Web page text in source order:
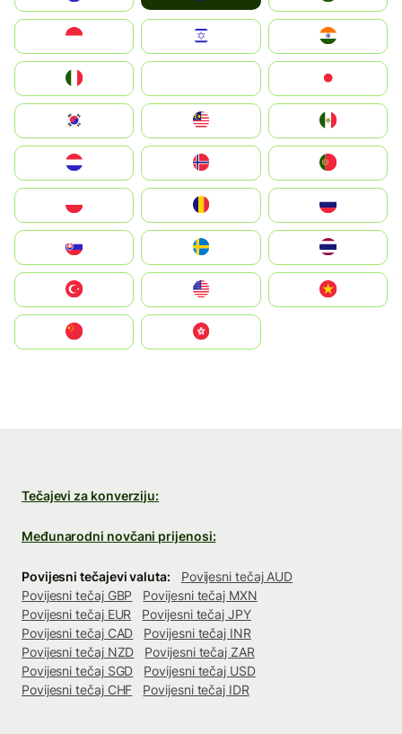
South Korea
United States
中國香港特別行政區
Tečajevi za konverziju:
Međunarodni novčani prijenosi:
Povijesni tečajevi valuta:
Povijesni tečaj AUD
Povijesni tečaj GBP
Povijesni tečaj MXN
Povijesni tečaj EUR
Povijesni tečaj JPY
Povijesni tečaj CAD
Povijesni tečaj INR
Povijesni tečaj NZD
Povijesni tečaj ZAR
Povijesni tečaj SGD
Povijesni tečaj USD
Povijesni tečaj CHF
Povijesni tečaj IDR